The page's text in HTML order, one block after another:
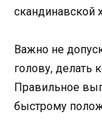
скандинавской
Важно не
голову, делать
Правильное
быстрому